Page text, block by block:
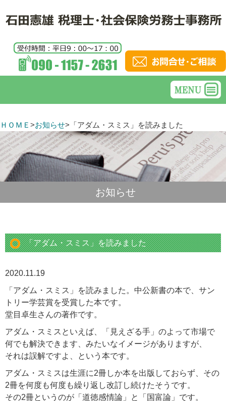
ＨＯＭＥ >お知らせ> 「アダム・スミス」を読みました
お知らせ
「アダム・スミス」を読みました
2020.11.19
「アダム・スミス」を読みました。中公新書の本で、サン
トリー学芸賞を受賞した本です。
堂目卓生さんの著作です。
アダム・スミスといえば、「見えざる手」のよって市場で
何でも解決できます、みたいなイメージがありますが、
それは誤解ですよ、という本です。
アダム・スミスは生涯に2冊しか本を出版しておらず、その
2冊を何度も何度も繰り返し改訂し続けたそうです。
その2冊というのが「道徳感情論」と「国富論」です。